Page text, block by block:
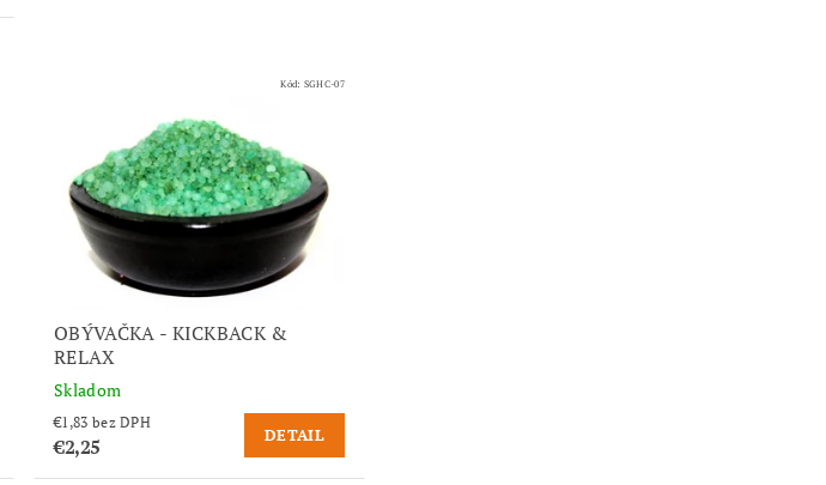
Kód: SGHC-07
OBÝVAČKA - KICKBACK &
RELAX
Skladom
€1,83 bez DPH
€2,25 DETAIL